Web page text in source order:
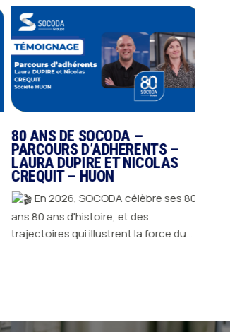
80 ANS DE SOCODA –
PARCOURS D’ADHERENTS –
LAURA DUPIRE ET NICOLAS
CREQUIT – HUON
En 2026, SOCODA célèbre ses 80
ans 80 ans d'histoire, et des
trajectoires qui illustrent la force du
surtout des femmes et des hommes